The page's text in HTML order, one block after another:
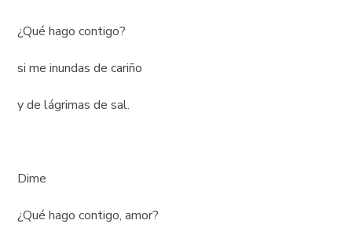
¿Qué hago contigo?
si me inundas de cariño
y de lágrimas de sal.
Dime
¿Qué hago contigo, amor?